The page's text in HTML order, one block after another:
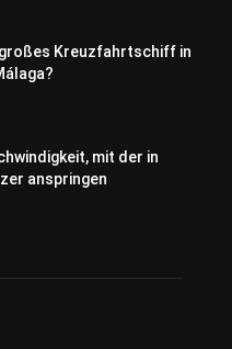
Kreuzfahrtschiff in
mit der in
anspringen